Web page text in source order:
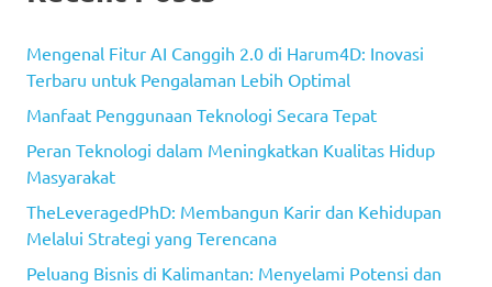
Mengenal Fitur AI Canggih 2.0 di Harum4D: Inovasi
Terbaru untuk Pengalaman Lebih Optimal
Manfaat Penggunaan Teknologi Secara Tepat
Peran Teknologi dalam Meningkatkan Kualitas Hidup
Masyarakat
TheLeveragedPhD: Membangun Karir dan Kehidupan
Melalui Strategi yang Terencana
Peluang Bisnis di Kalimantan: Menyelami Potensi dan